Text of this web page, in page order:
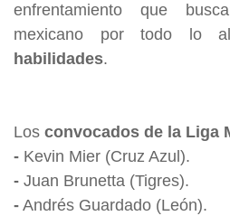
enfrentamiento que
mexicano por todo lo
habilidades.
Los convocados de la Liga
- Kevin Mier (Cruz Azul).
- Juan Brunetta (Tigres).
- Andrés Guardado (León).